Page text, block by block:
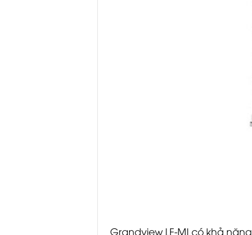
Grandview LF-MI có khả